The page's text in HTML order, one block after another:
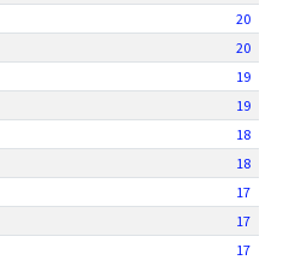
20
20
19
19
18
18
17
17
17